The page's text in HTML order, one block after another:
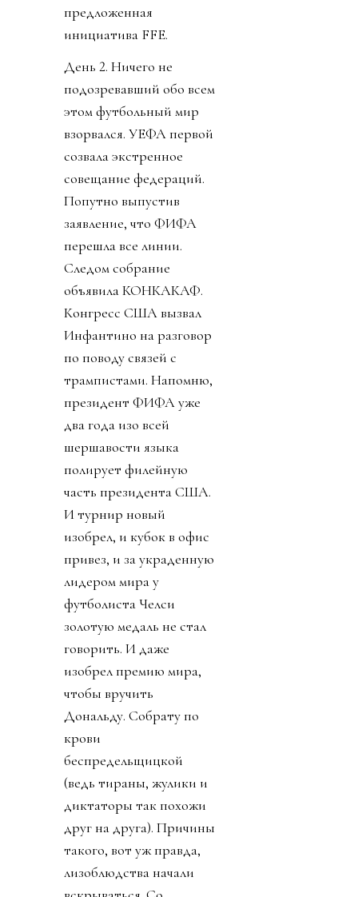
предложенная
инициатива FFE.
День 2. Ничего не
подозревавший обо всем
этом футбольный мир
взорвался. УЕФА первой
созвала экстренное
совещание федераций.
Попутно выпустив
заявление, что ФИФА
перешла все линии.
Следом собрание
объявила КОНКАКАФ.
Конгресс США вызвал
Инфантино на разговор
по поводу связей с
трампистами. Напомню,
президент ФИФА уже
два года изо всей
шершавости языка
полирует филейную
часть президента США.
И турнир новый
изобрел, и кубок в офис
привез, и за украденную
лидером мира у
футболиста Челси
золотую медаль не стал
говорить. И даже
изобрел премию мира,
чтобы вручить
Дональду. Собрату по
крови
беспредельщицкой
(ведь тираны, жулики и
диктаторы так похожи
друг на друга). Причины
такого, вот уж правда,
лизоблюдства начали